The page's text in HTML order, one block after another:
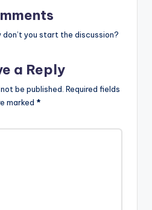
you start the discussion?
a Reply
be published. Required fields
marked *